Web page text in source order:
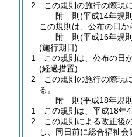
2
この規則の施行の際現
附 則(平成14年規
この規則は、公布の日か
附 則(平成16年規
(施行期日)
1
この規則は、公布の日
(経過措置)
2
この規則の施行の際現
る。
附 則(平成18年規
1
この規則は、平成18年
2
この規則による改正後
し、同日前に総合福祉